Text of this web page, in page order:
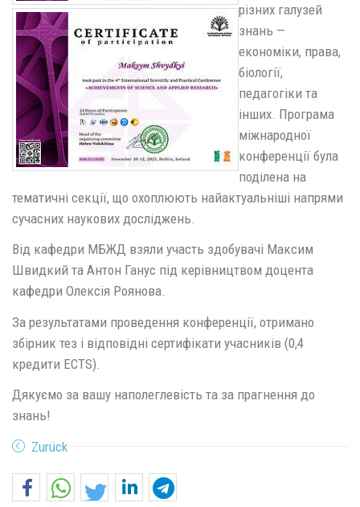
різних галузей
знань —
економіки, права,
біології,
педагогіки та
інших. Програма
міжнародної
конференції була
поділена на
тематичні секції, що охоплюють найактуальніші напрями
сучасних наукових досліджень.
Від кафедри МБЖД взяли участь здобувачі Максим
Швидкий та Антон Ганус під керівництвом доцента
кафедри Олексія Роянова.
За результатами проведення конференції, отримано
збірник тез і відповідні сертифікати учасників (0,4
кредити ECTS).
Дякуємо за вашу наполеглевість та за прагнення до
знань!
Zurück